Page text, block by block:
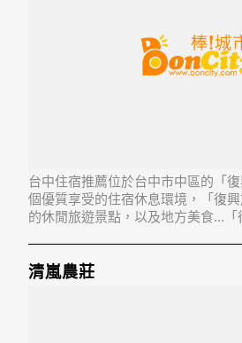
台中住宿推薦位於台中市中區的「
個優質享受的住宿休息環境，「復
的休閒旅遊景點，以及地方美食...
清嵐農莊